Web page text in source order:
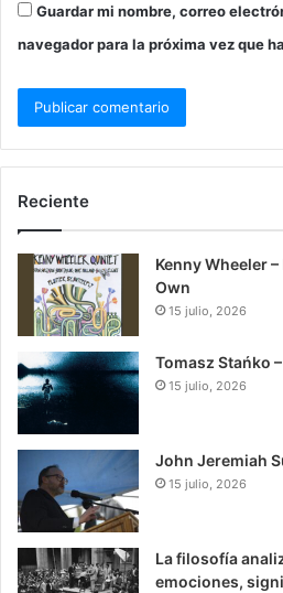
Guardar mi nombre, correo
navegador para la próxima vez que
Reciente
Kenny Wheeler
Own
15 julio, 2026
Tomasz Stańko
15 julio, 2026
John Jeremiah
15 julio, 2026
La filosofía
emociones,